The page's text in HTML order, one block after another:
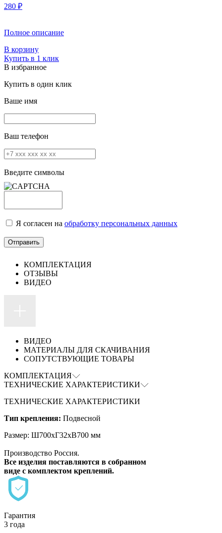
280 ₽
Полное описание
В корзину
Купить в 1 клик
В избранное
Купить в один клик
Ваше имя
Ваш телефон
Введите символы
Я согласен на обработку персональных данных
КОМПЛЕКТАЦИЯ
ОТЗЫВЫ
ВИДЕО
ВИДЕО
МАТЕРИАЛЫ ДЛЯ СКАЧИВАНИЯ
СОПУТСТВУЮЩИЕ ТОВАРЫ
КОМПЛЕКТАЦИЯ
ТЕХНИЧЕСКИЕ ХАРАКТЕРИСТИКИ
ТЕХНИЧЕСКИЕ ХАРАКТЕРИСТИКИ
Тип крепления: Подвесной
Размер: Ш700хГ32хВ700 мм
Производство Россия.
Все изделия поставляются в собранном
виде с комплектом креплений.
Гарантия
3 года